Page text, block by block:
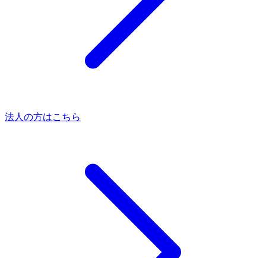
法人の方はこちら